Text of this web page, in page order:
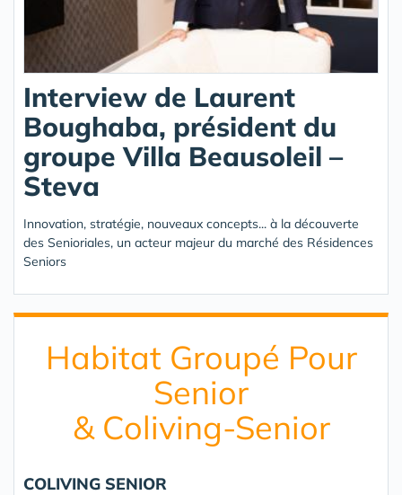
Interview de Laurent
Boughaba, président du
groupe Villa Beausoleil –
Steva
Innovation, stratégie, nouveaux concepts... à la découverte
des Senioriales, un acteur majeur du marché des Résidences
Seniors
Habitat Groupé Pour
Senior
& Coliving-Senior
COLIVING SENIOR